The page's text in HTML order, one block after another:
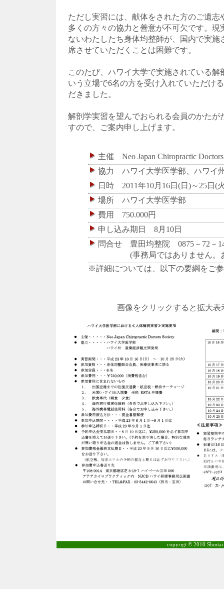
ただし実習には、献体をされた方のご遺志
多くの方々の協力と善意が不可欠です。現
ないわたしたち身体均整師が、国内で実施
席させていただくことは困難です。
このたび、ハワイ大学で実施されている
いう立場で6名の方を受け入れていただけ
だきました。
解剖学実習を望んでおられる会員のかたが
すので、ご案内申し上げます。
主催 Neo Japan Chiropractic
協力 ハワイ大学医学部、ハワイ
日時 2011年10月16日(日)～25日(
場所 ハワイ大学医学部
費用 750.000円
申し込み期日 8月10日
問合せ 豊田均整院 0875－72－
(事務局ではありません。お
※詳細については、以下の要綱をご
画像をクリックすると拡大表
copyrigt © 2010 Shintai